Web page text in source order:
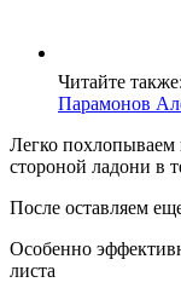
Читайте также:
Парамонов
Легко похлопываем
стороной ладони в
После оставляем
Особенно
листа